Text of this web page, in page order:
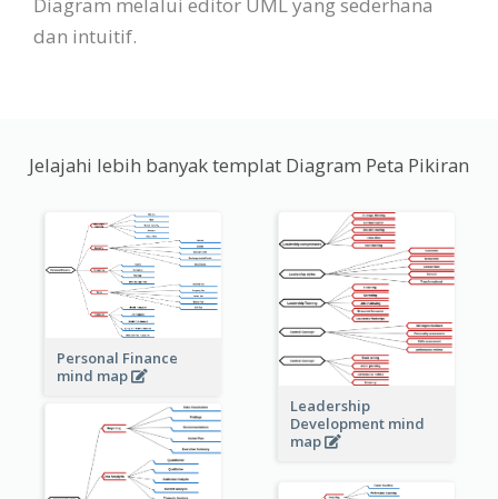
Diagram melalui editor UML yang sederhana
dan intuitif.
Jelajahi lebih banyak templat Diagram Peta Pikiran
Personal Finance
mind map
Leadership
Development mind
map